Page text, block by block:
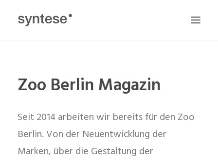
Zoo Berlin Magazin
Seit 2014 arbeiten wir bereits für den Zoo
Berlin. Von der Neuentwicklung der
Marken, über die Gestaltung der